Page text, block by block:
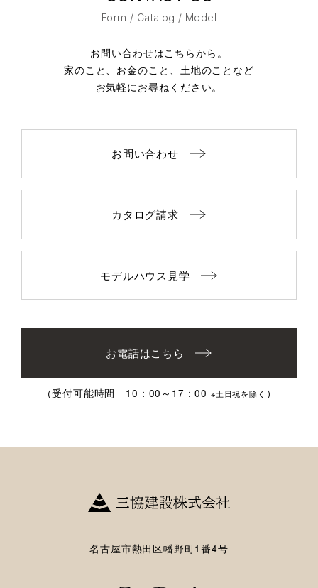
Form / Catalog / Model
お問い合わせはこちらから。
家のこと、お金のこと、土地のことなど
お気軽にお尋ねください。
お問い合わせ
カタログ請求
モデルハウス見学
お電話はこちら
（受付可能時間 10：00～17：00 ※土日祝を除く ）
名古屋市熱田区幡野町1番4号